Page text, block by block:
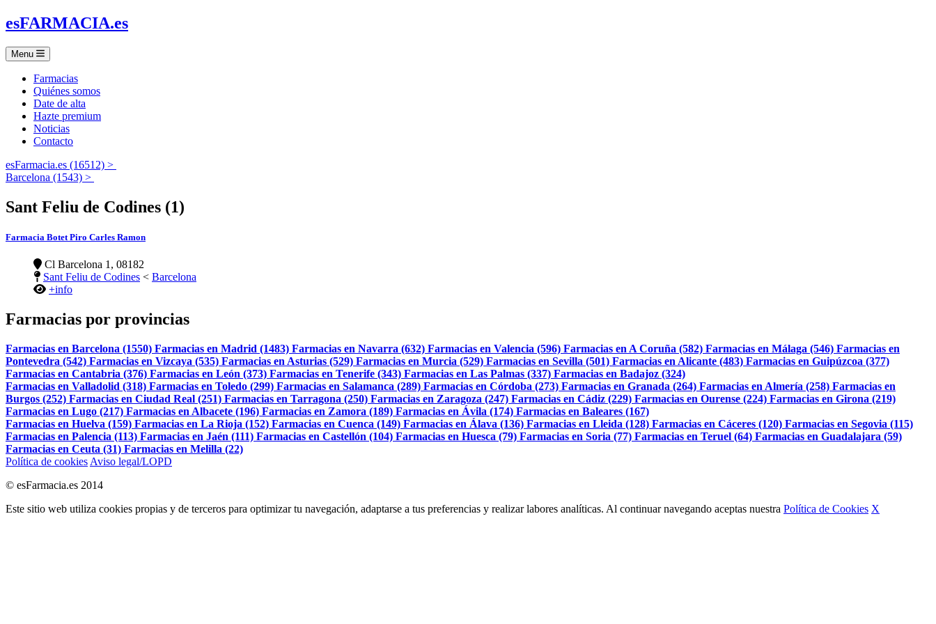
esFARMACIA.es
Menu
Farmacias
Quiénes somos
Date de alta
Hazte premium
Noticias
Contacto
esFarmacia.es (16512) >
Barcelona (1543) >
Sant Feliu de Codines (1)
Farmacia Botet Piro Carles Ramon
Cl Barcelona 1, 08182
Sant Feliu de Codines < Barcelona
+info
Farmacias por provincias
Farmacias en Barcelona (1550) Farmacias en Madrid (1483) Farmacias en Navarra (632) Farmacias en Valencia (596) Farmacias en A Coruña (582) Farmacias en Málaga (546) Farmacias en
Pontevedra (542) Farmacias en Vizcaya (535) Farmacias en Asturias (529) Farmacias en Murcia (529) Farmacias en Sevilla (501) Farmacias en Alicante (483) Farmacias en Guipúzcoa (377)
Farmacias en Cantabria (376) Farmacias en León (373) Farmacias en Tenerife (343) Farmacias en Las Palmas (337) Farmacias en Badajoz (324)
Farmacias en Valladolid (318) Farmacias en Toledo (299) Farmacias en Salamanca (289) Farmacias en Córdoba (273) Farmacias en Granada (264) Farmacias en Almería (258) Farmacias en
Burgos (252) Farmacias en Ciudad Real (251) Farmacias en Tarragona (250) Farmacias en Zaragoza (247) Farmacias en Cádiz (229) Farmacias en Ourense (224) Farmacias en Girona (219)
Farmacias en Lugo (217) Farmacias en Albacete (196) Farmacias en Zamora (189) Farmacias en Ávila (174) Farmacias en Baleares (167)
Farmacias en Huelva (159) Farmacias en La Rioja (152) Farmacias en Cuenca (149) Farmacias en Álava (136) Farmacias en Lleida (128) Farmacias en Cáceres (120) Farmacias en Segovia (115)
Farmacias en Palencia (113) Farmacias en Jaén (111) Farmacias en Castellón (104) Farmacias en Huesca (79) Farmacias en Soria (77) Farmacias en Teruel (64) Farmacias en Guadalajara (59)
Farmacias en Ceuta (31) Farmacias en Melilla (22)
Política de cookies Aviso legal/LOPD
© esFarmacia.es 2014
Este sitio web utiliza cookies propias y de terceros para optimizar tu navegación, adaptarse a tus preferencias y realizar labores analíticas. Al continuar navegando aceptas nuestra Política de Cookies X